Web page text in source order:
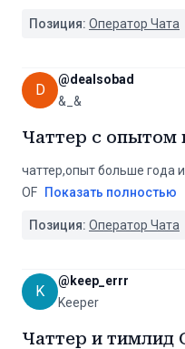
Позиция: Оператор Чата
D
@dealsobad
&_&
Чаттер с опытом
чаттер,опыт больше года
OF
Показать полностью
Позиция: Оператор Чата
K
@ keep_errr
Keeper
Чаттер и тимлид